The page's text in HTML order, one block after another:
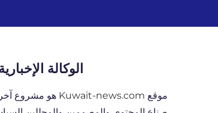
الوكالة
موقع Kuwait-news.com هو مشروع